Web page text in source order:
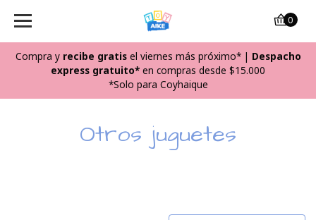
Compra y recibe gratisel viernes más próximo*| Despacho
express gratuito* en compras desde $15.000
*Solo para Coyhaique
0
Otros juguetes